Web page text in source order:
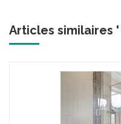
Articles similaires '